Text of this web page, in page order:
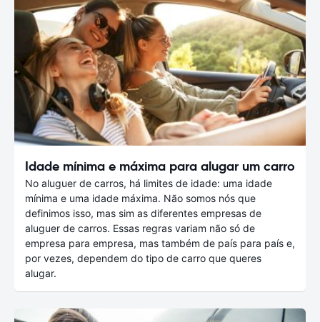
Idade mínima e máxima para alugar um carro
No aluguer de carros, há limites de idade: uma idade
mínima e uma idade máxima. Não somos nós que
definimos isso, mas sim as diferentes empresas de
aluguer de carros. Essas regras variam não só de
empresa para empresa, mas também de país para país e,
por vezes, dependem do tipo de carro que queres
alugar.